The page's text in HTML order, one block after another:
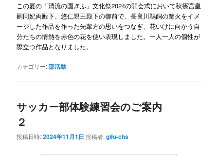
この夏の「清流の国ぎふ」文化祭2024の開会式において秋篠宮皇
嗣同妃両殿下、悠仁親王殿下の御前で、長良川鵜飼の篝火をイメ
ージした作品を作った先輩方の思いをつなぎ、花いけに向かう自
分たちの情熱を赤色の花を使い表現しました。一人一人の個性が
際立つ作品となりました。
カテゴリー:部活動
サッカー部体験練習会のご案内
２
投稿日時:2024年11月1日 投稿者:gifu-chs